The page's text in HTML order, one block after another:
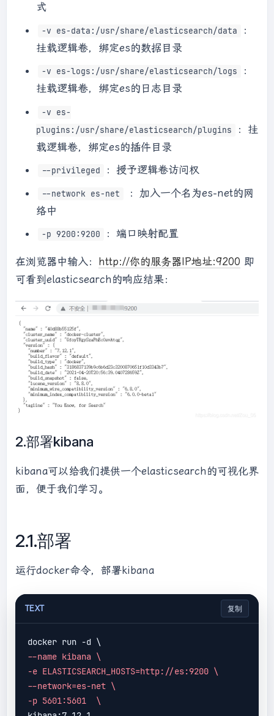
式
-v es-data:/usr/share/elasticsearch/data
：
挂载逻辑卷，绑定es的数据目录
-v es-logs:/usr/share/elasticsearch/logs
：
挂载逻辑卷，绑定es的日志目录
-v es-
plugins:/usr/share/elasticsearch/plugins
：挂
载逻辑卷，绑定es的插件目录
--privileged ：授予逻辑卷访问权
--network es-net
：加入一个名为es-net的网
络中
-p 9200:9200 ：端口映射配置
在浏览器中输入： http://你的服务器IP地址:9200 即
可看到elasticsearch的响应结果：
2.部署kibana
kibana可以给我们提供一个elasticsearch的可视化界
面，便于我们学习。
2.1.部署
运行docker命令，部署kibana
TEXT 复制
--name kibana \
-e ELASTICSEARCH_HOSTS=http://es:9200 \
--network=es-net \
-p 5601:5601  \